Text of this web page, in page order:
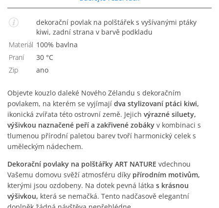
dekorační povlak na polštářek s vyšívanými ptáky
kiwi, zadní strana v barvě podkladu
Materiál
100% bavlna
Praní
30 °C
Zip
Ano
Objevte kouzlo daleké Nového Zélandu s dekoračním
povlakem, na kterém se vyjímají dva stylizovaní ptáci kiwi,
ikonická zvířata této ostrovní země. Jejich výrazné siluety,
výšivkou naznačené peří a zakřivené zobáky v kombinaci s
tlumenou přírodní paletou barev tvoří harmonický celek s
uměleckým nádechem.
Dekorační povlaky na polštářky ART NATURE vdechnou
Vašemu domovu svěží atmosféru díky přírodním motivům,
kterými jsou ozdobeny. Na dotek pevná látka s krásnou
výšivkou, která se nemačká. Tento nadčasově elegantní